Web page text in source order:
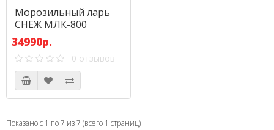
Морозильный ларь
СНЕЖ МЛК-800
34990р.
0 отзывов
Показано с 1 по 7 из 7 (всего 1 страниц)